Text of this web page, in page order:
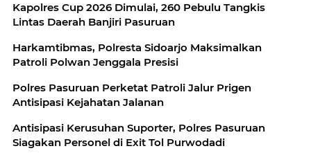
Kapolres Cup 2026 Dimulai, 260 Pebulu Tangkis
Lintas Daerah Banjiri Pasuruan
Harkamtibmas, Polresta Sidoarjo Maksimalkan
Patroli Polwan Jenggala Presisi
Polres Pasuruan Perketat Patroli Jalur Prigen
Antisipasi Kejahatan Jalanan
Antisipasi Kerusuhan Suporter, Polres Pasuruan
Siagakan Personel di Exit Tol Purwodadi